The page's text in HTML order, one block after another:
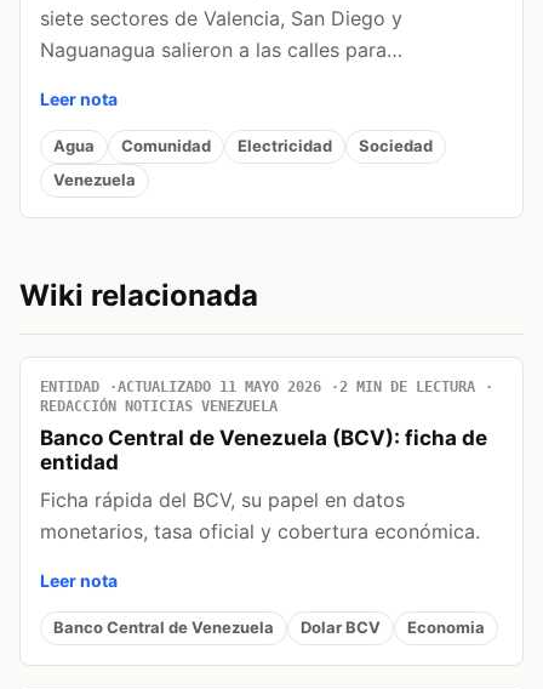
siete sectores de Valencia, San Diego y
Naguanagua salieron a las calles para…
Leer nota
Agua Comunidad Electricidad
Sociedad
Venezuela
Wiki relacionada
ENTIDAD ACTUALIZADO 11 MAYO 2026
2 MIN DE LECTURA
REDACCIÓN NOTICIAS VENEZUELA
Banco Central de Venezuela (BCV): ficha de
entidad
Ficha rápida del BCV, su papel en datos
monetarios, tasa oficial y cobertura económica.
Leer nota
Banco Central de Venezuela Dolar BCV Economia